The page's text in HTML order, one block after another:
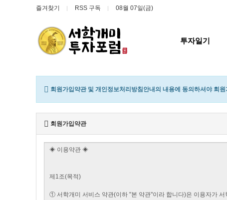
즐겨찾기 RSS 구독 08월 07일(금)
투자일기
회원가입약관 및 개인정보처리방침안내의 내용에 동의하셔야 회
회원가입약관